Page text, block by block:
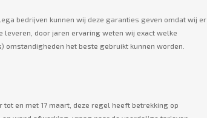
bedrijven kunnen wij deze garanties geven omdat wij er
leveren, door jaren ervaring weten wij exact welke
omstandigheden het beste gebruikt kunnen worden.
tot en met 17 maart, deze regel heeft betrekking op